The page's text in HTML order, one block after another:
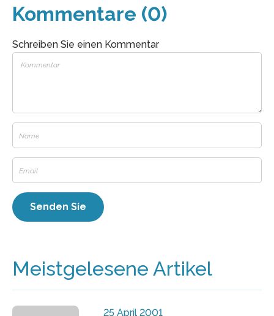
Kommentare (0)
Schreiben Sie einen Kommentar
Meistgelesene Artikel
25 April 2001